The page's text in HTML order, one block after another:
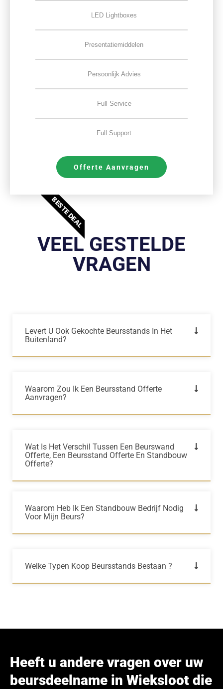
LED Lightboxes
Presentatiemiddelen
Persoonlijk Advies
Full Service
Full Support
Offerte Aanvragen
BESTE DEAL
VEEL GESTELDE
VRAGEN
Levert U Ook Gekochte Beursstands In Het
Buitenland?
Waarom Zou Ik Een Beursstand Offerte
Aanvragen?
Wat Is Het Verschil Tussen Een Beurswand
Offerte, Een Beursstand Offerte En Standbouw
Offerte?
Waarom Heb Ik Een Standbouw Bedrijf Nodig
Voor Mijn Beurs?
Welke Typen Koop Beursstands Bestaan ?
Heeft u andere vragen over uw
beursdeelname in Wieksloot die